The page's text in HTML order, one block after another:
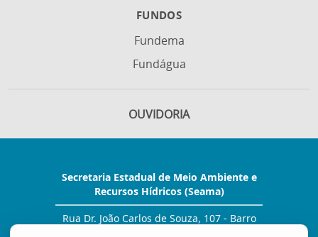
FUNDOS
Fundema
Fundágua
OUVIDORIA
Secretaria Estadual de Meio Ambiente e
Recursos Hídricos (Seama)
Rua Dr. João Carlos de Souza, 107 - Barro